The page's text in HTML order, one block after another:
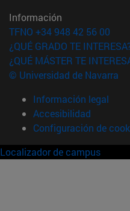
Información
TFNO +34 948 42 56 00
¿QUÉ GRADO TE
¿QUÉ MÁSTER TE
© Universidad de Navarra
Información legal
Accesibilidad
Configuración de
Localizador de campus